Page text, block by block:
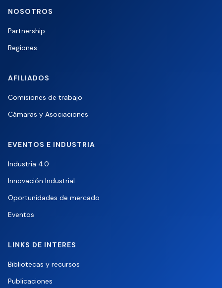
NOSOTROS
Partnership
Regiones
AFILIADOS
Comisiones de trabajo
Cámaras y Asociaciones
EVENTOS E INDUSTRIA
Industria 4.0
Innovación Industrial
Oportunidades de mercado
Eventos
LINKS DE INTERES
Bibliotecas y recursos
Publicaciones